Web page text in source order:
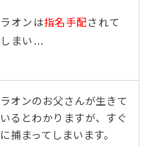
ラオンは指名手配されて
しまい…
ラオンのお父さんが生きて
いるとわかりますが、すぐ
に捕まってしまいます。